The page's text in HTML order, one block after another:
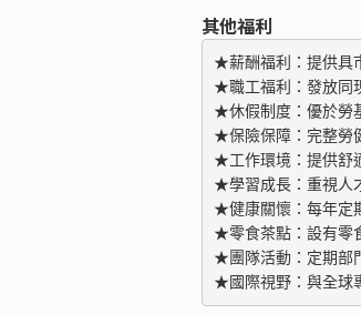
其他福利
★薪酬福利：提供具
★職工福利：發放同
★休假制度：優於勞
★保險保障：完整勞
★工作環境：提供舒
★學習成長：重視人
★健康關懷：每年定
★零食茶點：設有零
★團隊活動：定期部
★國際視野：與全球